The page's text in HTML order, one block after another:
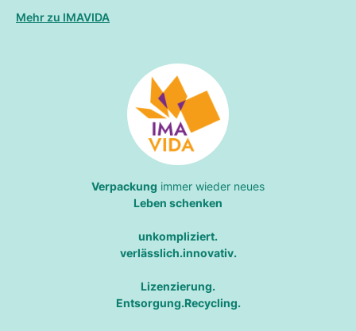
Verpackung immer wieder neues
Leben schenken
unkompliziert.
verlässlich.innovativ.
Lizenzierung.
Entsorgung.Recycling.
Mehr zu IMAVIDA